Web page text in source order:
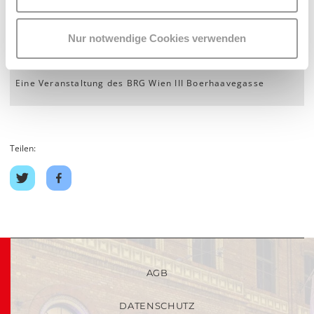
Nur notwendige Cookies verwenden
Eine Veranstaltung des BRG Wien III Boerhaavegasse
Teilen:
Auf
Twitter
Auf
Facebook
AGB
DATENSCHUTZ